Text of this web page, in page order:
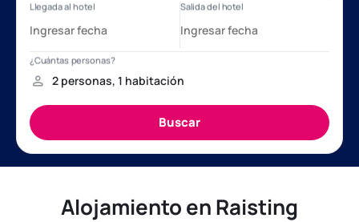
Alojamiento en Raisting